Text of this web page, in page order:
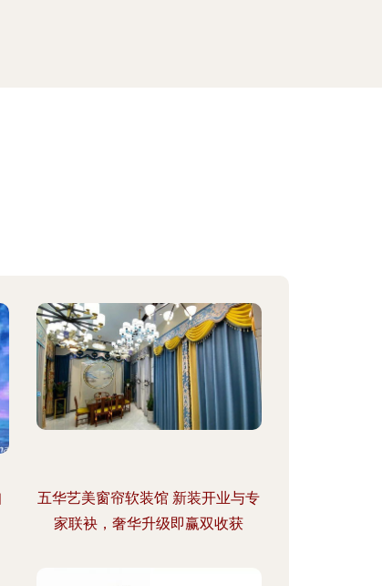
五华艺美窗帘软装馆 新装开业与专
家联袂，奢华升级即赢双收获